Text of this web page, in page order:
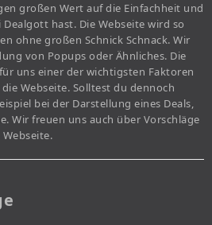
großen Wert auf die Einfachheit und
hast. Die Webseite wird so
ohne großen Schnick Schnack. Wir
von Popups oder Ähnliches. Die
uns einer der wichtigsten Faktoren
Webseite. Solltest du dennoch
bei der Darstellung eines Deals,
Wir freuen uns auch über Vorschläge